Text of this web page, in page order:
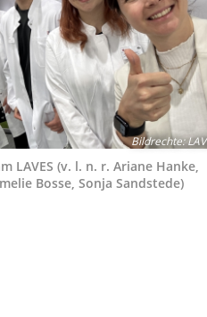
Bildrechte:
LAVES (v. l. n. r. Ariane Hanke,
Bosse, Sonja Sandstede)